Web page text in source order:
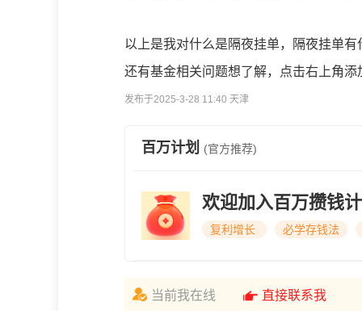
以上是我对什么是隔夜挂单，隔夜挂单
还有基金相关问题想了解，点击右上角
发布于2025-3-28 11:40 天津
百万计划 (官方推荐)
欢迎加入百万攒钱
复利增长 必学存钱法
当前我在线 直接联系我